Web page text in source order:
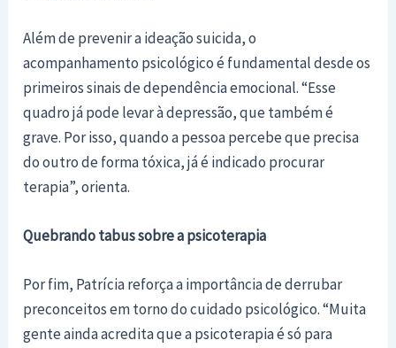
Além de prevenir a ideação suicida, o
acompanhamento psicológico é fundamental desde os
primeiros sinais de dependência emocional. “Esse
quadro já pode levar à depressão, que também é
grave. Por isso, quando a pessoa percebe que precisa
do outro de forma tóxica, já é indicado procurar
terapia”, orienta.
Quebrando tabus sobre a psicoterapia
Por fim, Patrícia reforça a importância de derrubar
preconceitos em torno do cuidado psicológico. “Muita
gente ainda acredita que a psicoterapia é só para